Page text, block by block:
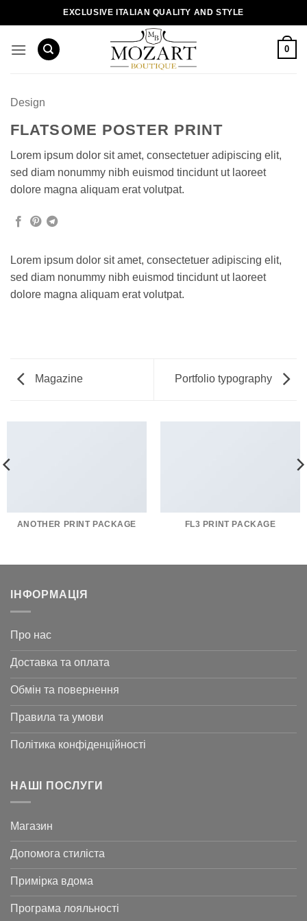
EXCLUSIVE ITALIAN QUALITY AND STYLE
0
Design
FLATSOME POSTER PRINT
Lorem ipsum dolor sit amet, consectetuer adipiscing elit,
sed diam nonummy nibh euismod tincidunt ut laoreet
dolore magna aliquam erat volutpat.
Lorem ipsum dolor sit amet, consectetuer adipiscing elit,
sed diam nonummy nibh euismod tincidunt ut laoreet
dolore magna aliquam erat volutpat.
Magazine Portfolio typography
ANOTHER PRINT PACKAGE FL3 PRINT PACKAGE
ІНФОРМАЦІЯ
Про нас
Доставка та оплата
Обмін та повернення
Правила та умови
Політика конфіденційності
НАШІ ПОСЛУГИ
Магазин
Допомога стиліста
Примірка вдома
Програма лояльності